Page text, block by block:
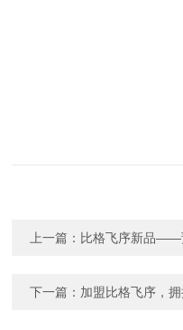
上一篇： 比格飞序新品——
下一篇： 加盟比格飞序，